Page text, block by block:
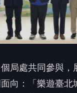
局處共同參與，
向：「樂遊臺北